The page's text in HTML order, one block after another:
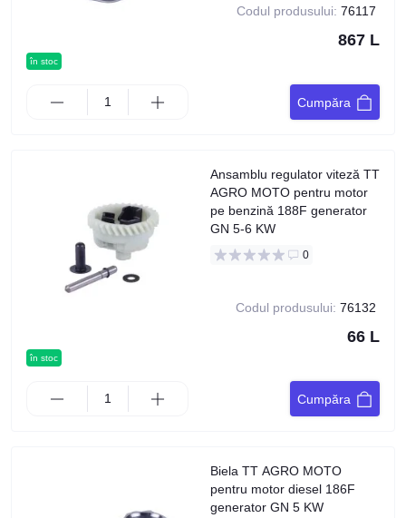
în stoc
Codul produsului: 76117
867 L
Cumpăra
în stoc
Ansamblu regulator viteză TT
AGRO MOTO pentru motor
pe benzină 188F generator
GN 5-6 KW
0
Codul produsului: 76132
66 L
Cumpăra
Biela TT AGRO MOTO
pentru motor diesel 186F
generator GN 5 KW